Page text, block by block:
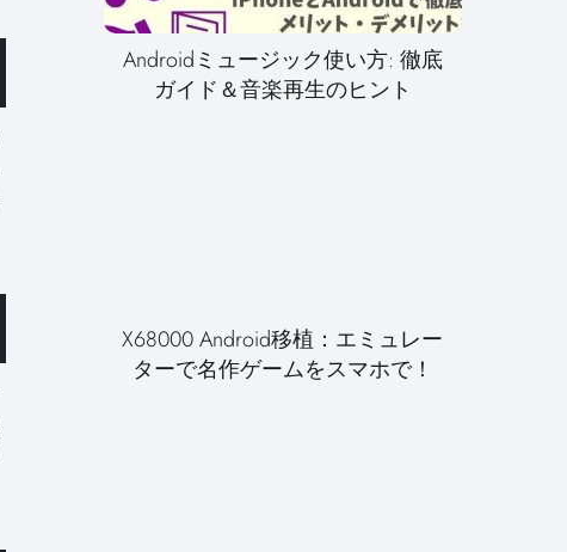
Androidミュージック使い方: 徹底
ガイド＆音楽再生のヒント
X68000 Android移植：エミュレー
ターで名作ゲームをスマホで！